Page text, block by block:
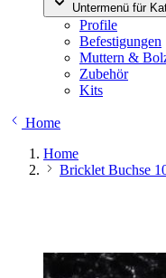
Untermenü für
Profile
Befestigungen
Muttern &
Zubehör
Kits
Home
Home
Bricklet Buchse